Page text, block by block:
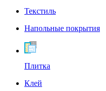
Текстиль
Напольные покрытия
Плитка
Клей